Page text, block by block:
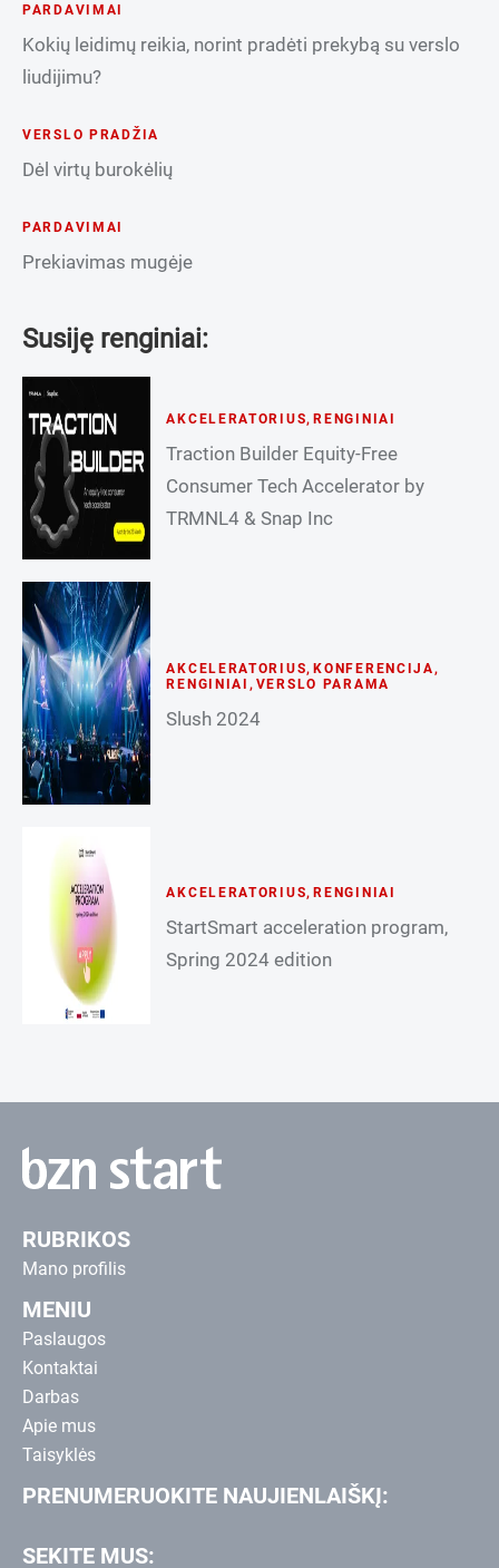
PARDAVIMAI
Kokių leidimų reikia, norint pradėti prekybą su verslo
liudijimu?
VERSLO PRADŽIA
Dėl virtų burokėlių
PARDAVIMAI
Prekiavimas mugėje
Susiję renginiai:
AKCELERATORIUS, RENGINIAI
Traction Builder Equity-Free
Consumer Tech Accelerator by
TRMNL4 & Snap Inc
AKCELERATORIUS, KONFERENCIJA,
RENGINIAI , VERSLO PARAMA
Slush 2024
AKCELERATORIUS, RENGINIAI
StartSmart acceleration program,
Spring 2024 edition
RUBRIKOS
Mano profilis
MENIU
Paslaugos
Kontaktai
Darbas
Apie mus
Taisyklės
PRENUMERUOKITE NAUJIENLAIŠKĮ:
SEKITE MUS: